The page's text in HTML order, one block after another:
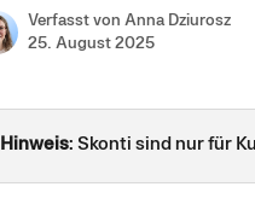
Verfasst von Anna Dziurosz
25. August 2025
Hinweis: Skonti sind nur für